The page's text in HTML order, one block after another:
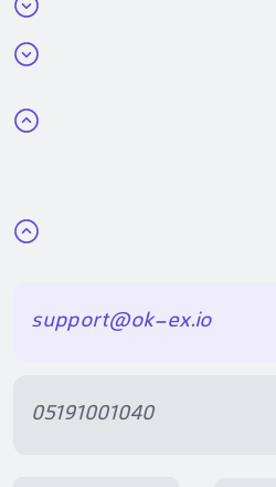
support@ok-ex.io
05191001040